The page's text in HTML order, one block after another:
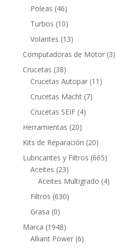
Poleas 4646
productos
Turbos 1010
productos
Volantes 1313
productos
Computadoras de Motor 33
Crucetas 3838
productos
Crucetas Autopar 11 11
Crucetas Macht 77
Crucetas SEIF 44
Herramientas 2020
productos
Kits de Reparación 2020
productos
Lubricantes y Filtros 665665
Aceites 2323
productos
Aceites Multigrado 44
Filtros 630630
Grasa 00
productos
Marca 19481948
productos
Alliant Power 66